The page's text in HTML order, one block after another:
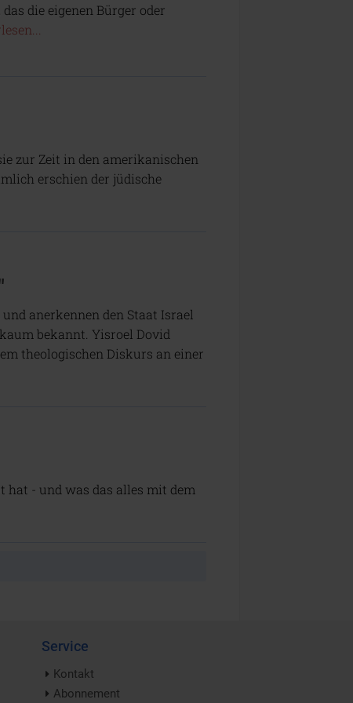
die eigenen Bürger oder
zur Zeit in den amerikanischen
erschien der jüdische
anerkennen den Staat Israel
bekannt. Yisroel Dovid
theologischen Diskurs an einer
hat - und was das alles mit dem
Service
Kontakt
Abonnement